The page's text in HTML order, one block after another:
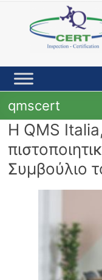
content
qmscert
Η QMS
Συμβούλιο